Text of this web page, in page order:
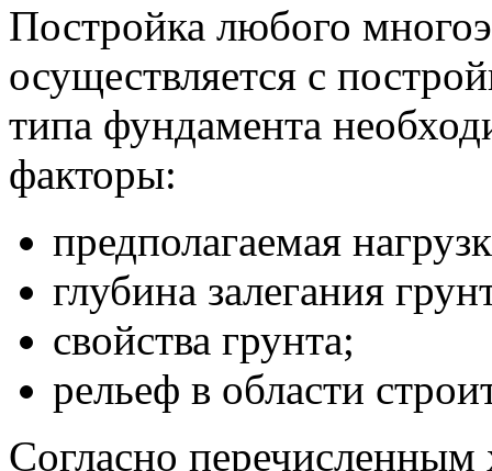
Постройка любого
осуществляется с
типа фундамента
факторы:
предполагаемая
глубина залегания
свойства грунта;
рельеф в области
Согласно перечисленным